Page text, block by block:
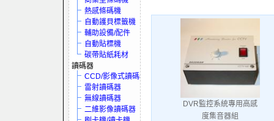
熱感條碼機
自動護貝標籤機
輔助設備/配件
自動貼標機
碳帶貼紙耗材
讀碼器
CCD/影像式讀碼器
雷射讀碼器
無線讀碼器
二維影像讀碼器
DVR監控系統專用高感
度集音器組